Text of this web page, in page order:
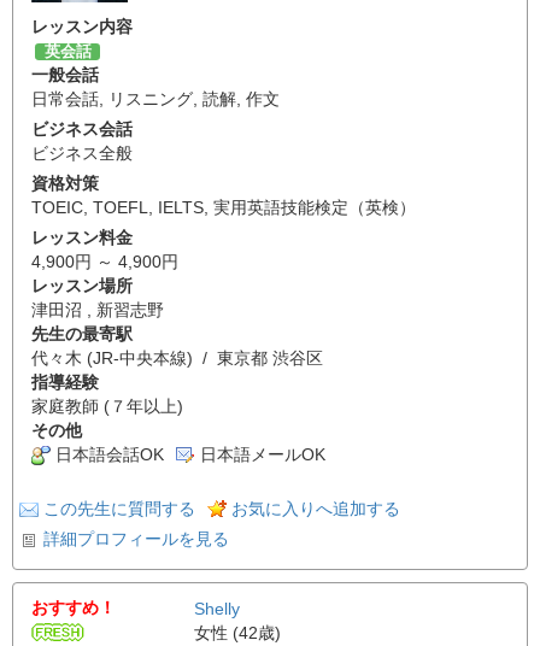
レッスン内容
英会話
一般会話
日常会話
リスニング 読解 作文
ビジネス会話
ビジネス全般
資格対策
TOEIC TOEFL IELTS 実用英語技能検定（英検）
レッスン料金
4,900円 ～ 4,900円
レッスン場所
津田沼 , 新習志野
先生の最寄駅
代々木 (JR-中央本線) / 東京都 渋谷区
指導経験
家庭教師 (７年以上)
その他
日本語会話OK
日本語メールOK
この先生に質問する
お気に入りへ追加する
詳細プロフィールを見る
おすすめ！
Shelly
女性 (42歳)